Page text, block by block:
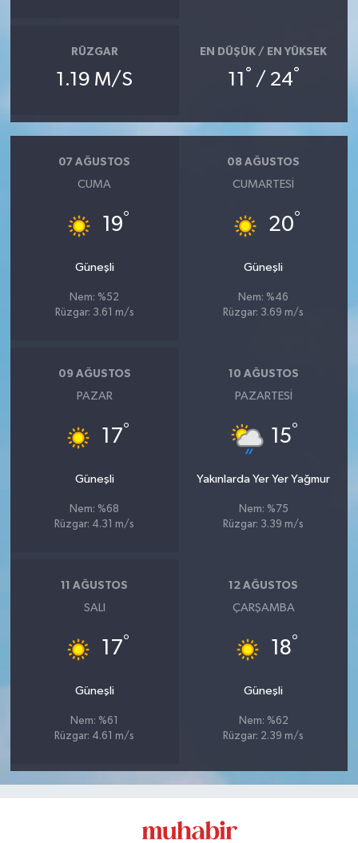
RÜZGAR
1.19 M/S
EN DÜŞÜK / EN YÜKSEK
11 ° / 24°
07 AĞUSTOS
CUMA
19°
Güneşli
Nem: %52
Rüzgar: 3.61 m/s
08 AĞUSTOS
CUMARTESI
20°
Güneşli
Nem: %46
Rüzgar: 3.69 m/s
09 AĞUSTOS
PAZAR
17°
Güneşli
Nem: %68
Rüzgar: 4.31 m/s
10 AĞUSTOS
PAZARTESI
15°
Yakınlarda Yer Yer Yağmur
Nem: %75
Rüzgar: 3.39 m/s
11 AĞUSTOS
SALI
17°
Güneşli
Nem: %61
Rüzgar: 4.61 m/s
12 AĞUSTOS
ÇARŞAMBA
18°
Güneşli
Nem: %62
Rüzgar: 2.39 m/s